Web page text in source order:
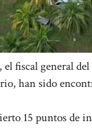
fiscal general
han sido
15 puntos de